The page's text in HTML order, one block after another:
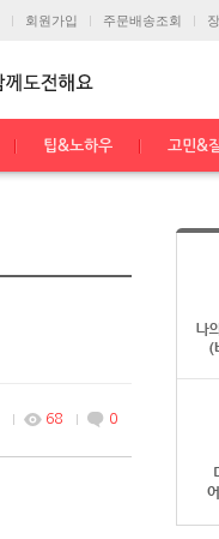
회원가입 주문배송조회
팁&노하우 고민&
68 0